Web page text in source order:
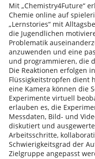
Mit „Chemistry4Future“
Chemie online auf
„Lernstories“ mit
die Jugendlichen
Problematik
anzuwenden und eine
und programmieren, die
Die Reaktionen erfolgen
Flüssigkeitstropfen dient
eine Kamera können die
Experimente virtuell
erlauben es, die
Messdaten, Bild- und
diskutiert und
Arbeitsschritte,
Schwierigkeitsgrad der
Zielgruppe angepasst